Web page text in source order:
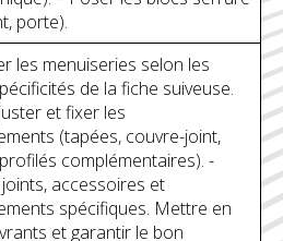
porte).
les menuiseries selon les
de la fiche suiveuse.
et fixer les
(tapées, couvre-joint,
complémentaires). -
accessoires et
spécifiques. Mettre en
et garantir le bon